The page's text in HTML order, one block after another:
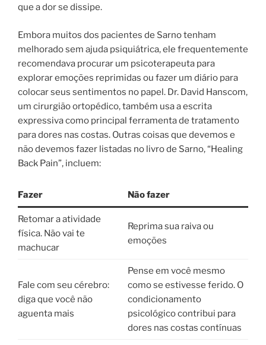
que a dor se dissipe.
Embora muitos dos pacientes de Sarno tenham
melhorado sem ajuda psiquiátrica, ele frequentemente
recomendava procurar um psicoterapeuta para
explorar emoções reprimidas ou fazer um diário para
colocar seus sentimentos no papel. Dr. David Hanscom,
um cirurgião ortopédico, também usa a escrita
expressiva como principal ferramenta de tratamento
para dores nas costas. Outras coisas que devemos e
não devemos fazer listadas no livro de Sarno, “Healing
Back Pain”, incluem:
Fazer Não fazer
Retomar a atividade
física. Não vai te
machucar
Reprima sua raiva ou
emoções
Fale com seu cérebro:
diga que você não
aguenta mais
Pense em você mesmo
como se estivesse ferido. O
condicionamento
psicológico contribui para
dores nas costas contínuas